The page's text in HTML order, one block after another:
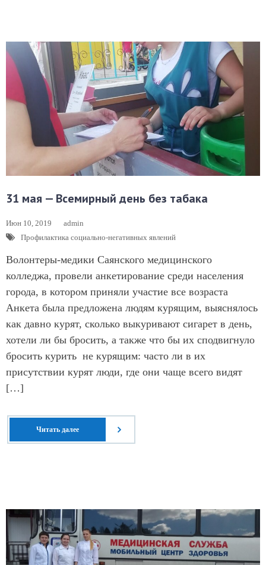
31 мая — Всемирный день без табака
Июн 10, 2019
admin
Профилактика социально-негативных явлений
Волонтеры-медики Саянского медицинского
колледжа, провели анкетирование среди населения
города, в котором приняли участие все возраста
Анкета была предложена людям курящим, выяснялось
как давно курят, сколько выкуривают сигарет в день,
хотели ли бы бросить, а также что бы их сподвигнуло
бросить курить не курящим: часто ли в их
присутствии курят люди, где они чаще всего видят
[…]
Читать далее